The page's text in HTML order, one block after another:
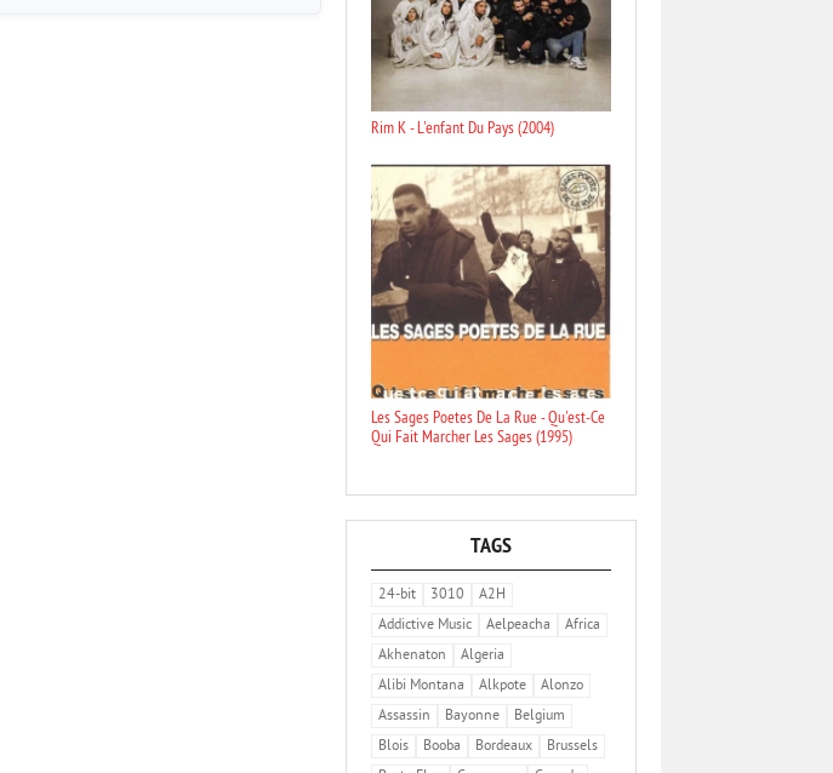
Rim K - L'enfant Du Pays (2004)
Les Sages Poetes De La Rue - Qu'est-Ce
Qui Fait Marcher Les Sages (1995)
TAGS
24-bit 3010
A2H
Addictive Music
Aelpeacha
Africa
Akhenaton
Algeria
Alibi Montana
Alkpote
Alonzo
Assassin
Bayonne
Belgium
Blois
Booba Bordeaux
Brussels